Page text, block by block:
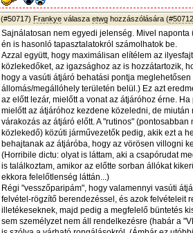
(#50717) Frankye válasza etwg hozzászólására (#50712
Sajnálatosan nem egyedi jelenség. Mivel
én is hasonló tapasztalatokról számolhatok be.
Azzal együtt, hogy maximálisan elítélem az
közlekedőket, az igazsághoz az is hozzátartozik,
hogy a vasúti átjáró behatási pontja
állomás/megállóhely területén belül.) Ez azt
az előtt lezár, mielőtt a vonat az átjáróhoz érne.
mielőtt az átjáróhoz kezdene közeledni, de
várakozás az átjáró előtt. A "rutinos"
közlekedő) közúti járművezetők pedig, akik ezt a
behajtanak az átjáróba, hogy az vörösen villogni
(Horribile dictu: olyat is láttam, aki a csapórudat
is találkoztam, amikor az előtte sorban állókat
ekkora felelőtlenség láttán...)
Régi "vesszőparipám", hogy valamennyi vasúti
felvétel-rögzítő berendezéssel, és azok felvételeit
illetékeseknek, majd pedig a megfelelő büntetés
sem személyzet nem áll rendelkezésre (habár a